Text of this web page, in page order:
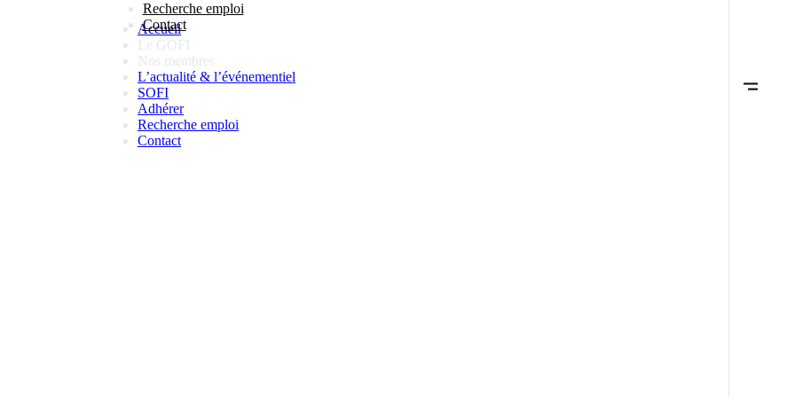
Accueil
Le GOFI
Nos membres
L’actualité & l’événementiel
SOFI
Adhérer
Recherche emploi
Contact
Recherche emploi
Contact